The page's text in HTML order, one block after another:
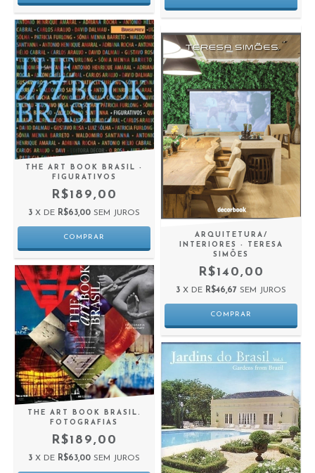
THE ART BOOK BRASIL -
FIGURATIVOS
R$189,00
3 X DE R$63,00 SEM JUROS
ARQUITETURA/
INTERIORES - TERESA
SIMÕES
R$140,00
3 X DE R$46,67 SEM JUROS
THE ART BOOK BRASIL.
FOTOGRAFIAS
R$189,00
3 X DE R$63,00 SEM JUROS